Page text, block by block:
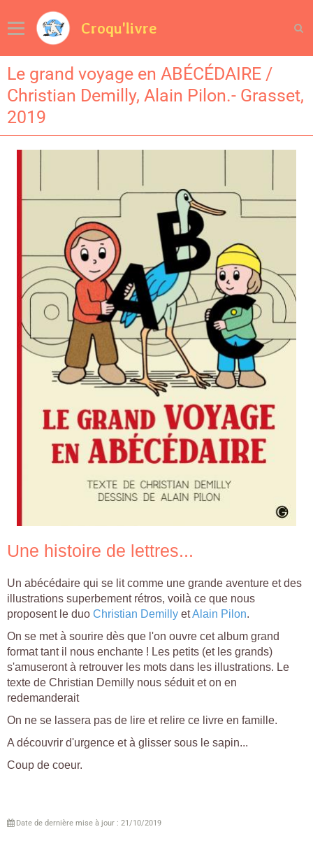
Croqu'livre
Le grand voyage en ABÉCÉDAIRE /
Christian Demilly, Alain Pilon.- Grasset,
2019
Une histoire de lettres...
Un abécédaire qui se lit comme une grande aventure et des
illustrations superbement rétros, voilà ce que nous
proposent le duo Christian Demilly etAlain Pilon.
On se met à sourire dès que l'on ouvre cet album grand
format tant il nous enchante ! Les petits (et les grands)
s'amuseront à retrouver les mots dans les illustrations. Le
texte de Christian Demilly nous séduit et on en
redemanderait
On ne se lassera pas de lire et relire ce livre en famille.
A découvrir d'urgence et à glisser sous le sapin...
Coup de coeur.
Date de dernière mise à jour : 21/10/2019